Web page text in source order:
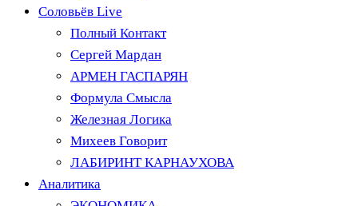
Соловьёв Live
Полный Контакт
Сергей Мардан
АРМЕН ГАСПАРЯН
Формула Смысла
Железная Логика
Михеев Говорит
ЛАБИРИНТ КАРНАУХОВА
Аналитика